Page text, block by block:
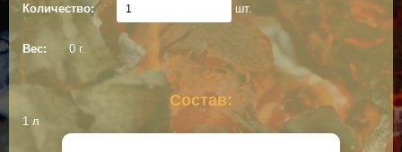
Количество: шт.
Вес: 0 г.
Состав:
1 л